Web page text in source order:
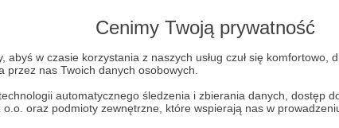
Cenimy Twoją prywatność
abyś w czasie korzystania z naszych usług czuł się
nas Twoich danych osobowych.
automatycznego śledzenia i zbierania danych, dostęp
oraz podmioty zewnętrzne, które wspierają nas w
Zostań Patronem
Zaloguj się